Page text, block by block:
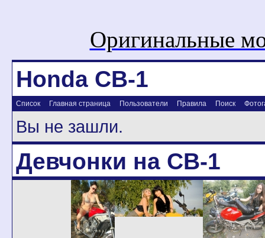
Оригинальные
Honda CB-1
Список Главная страница Пользователи Правила Поиск
Вы не зашли.
Девчонки на CB-1